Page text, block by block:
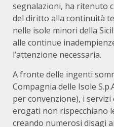
segnalazioni, ha ritenuto
del diritto alla continuità
nelle isole minori della
alle continue
l’attenzione necessaria.
A fronte delle ingenti
Compagnia delle Isole
per convenzione), i
erogati non rispecchiano
creando numerosi disagi